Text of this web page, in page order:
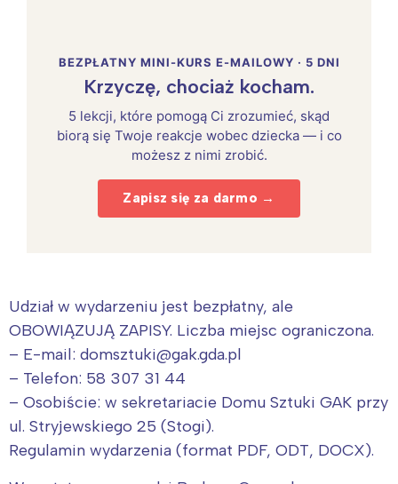
BEZPŁATNY MINI-KURS E-MAILOWY · 5 DNI
Krzyczę, chociaż kocham.
5 lekcji, które pomogą Ci zrozumieć, skąd
biorą się Twoje reakcje wobec dziecka — i co
możesz z nimi zrobić.
Zapisz się za darmo →
Udział w wydarzeniu jest bezpłatny, ale
OBOWIĄZUJĄ ZAPISY. Liczba miejsc ograniczona.
– E-mail: domsztuki@gak.gda.pl
– Telefon: 58 307 31 44
– Osobiście: w sekretariacie Domu Sztuki GAK przy
ul. Stryjewskiego 25 (Stogi).
Regulamin wydarzenia (format PDF, ODT, DOCX).